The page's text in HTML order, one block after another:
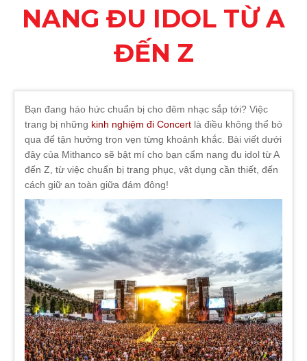
NANG ĐU IDOL TỪ A
ĐẾN Z
Bạn đang háo hức chuẩn bị cho đêm nhạc sắp tới? Việc
trang bị những kinh nghiệm đi Concert là điều không thể bỏ
qua để tận hưởng trọn vẹn từng khoảnh khắc. Bài viết dưới
đây của Mithanco sẽ bật mí cho bạn cẩm nang đu idol từ A
đến Z, từ việc chuẩn bị trang phục, vật dụng cần thiết, đến
cách giữ an toàn giữa đám đông!